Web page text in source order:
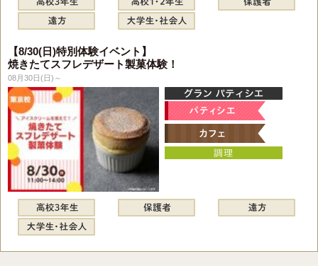
【8/30(日)特別体験イベント】
焼きたてスフレデザート製菓体験！
08月30日(日)～